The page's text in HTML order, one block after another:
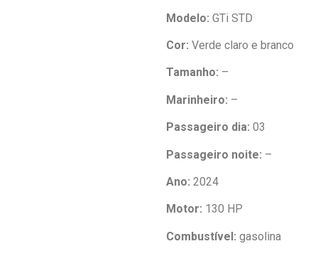
Modelo: GTi STD
Cor: Verde claro e branco
Tamanho: –
Marinheiro: –
Passageiro dia: 03
Passageiro noite: –
Ano: 2024
Motor: 130 HP
Combustível: gasolina